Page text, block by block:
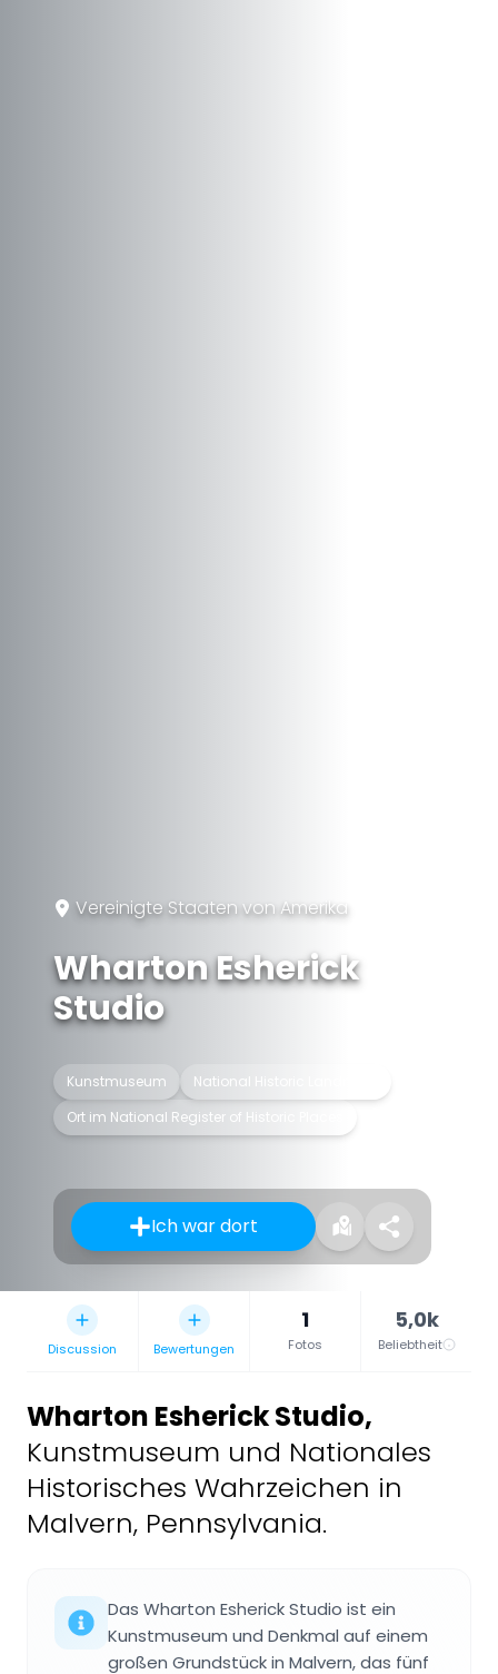
Vereinigte Staaten von Amerika
Wharton Esherick
Studio
Kunstmuseum
National Historic Landmark
Ort im National Register of Historic Places
Ich war dort
Discussion Bewertungen
1
Fotos
5,0k
Beliebtheit
Wharton Esherick Studio,
Kunstmuseum und Nationales
Historisches Wahrzeichen in
Malvern, Pennsylvania.
Das Wharton Esherick Studio ist ein
Kunstmuseum und Denkmal auf einem
großen Grundstück in Malvern, das fünf